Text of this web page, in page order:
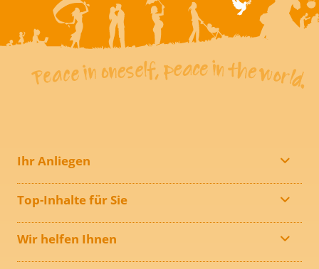
Ihr Anliegen
Top-Inhalte für Sie
Wir helfen Ihnen